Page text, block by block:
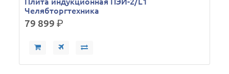
Челябторгтехника
79 899р.